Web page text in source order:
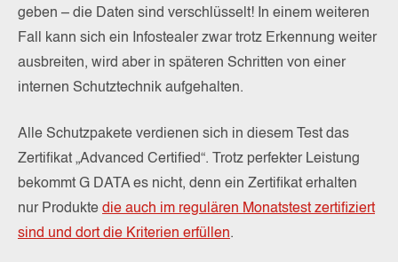
geben – die Daten sind verschlüsselt! In einem weiteren
Fall kann sich ein Infostealer zwar trotz Erkennung weiter
ausbreiten, wird aber in späteren Schritten von einer
internen Schutztechnik aufgehalten.
Alle Schutzpakete verdienen sich in diesem Test das
Zertifikat „Advanced Certified“. Trotz perfekter Leistung
bekommt G DATA es nicht, denn ein Zertifikat erhalten
nur Produkte die auch im regulären Monatstest zertifiziert
sind und dort die Kriterien erfüllen.